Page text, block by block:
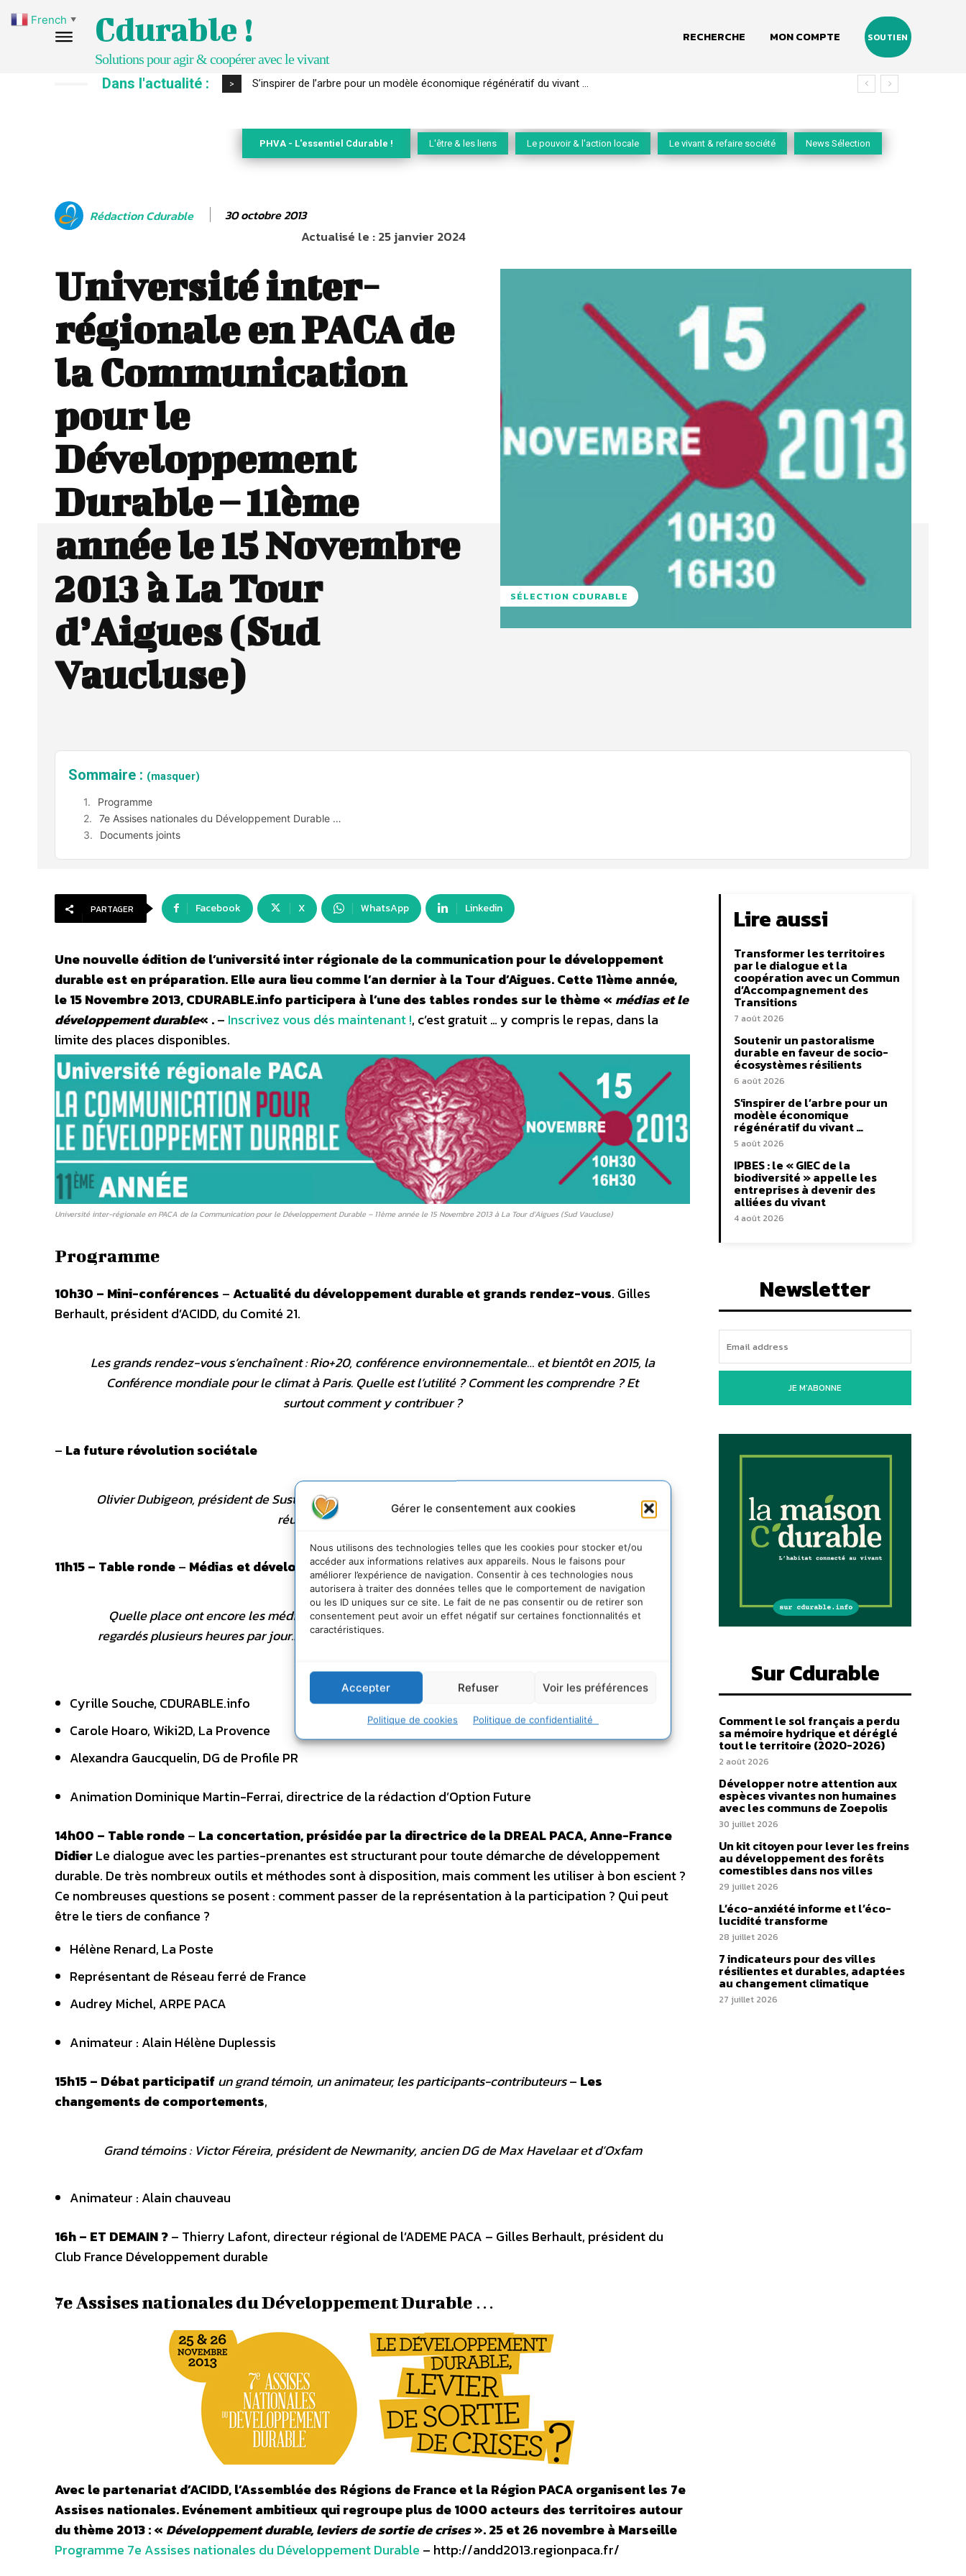
Gérer le consentement aux cookies
Nous utilisons des technologies telles que les cookies pour stocker et/ou
accéder aux informations relatives aux appareils. Nous le faisons pour
améliorer l’expérience de navigation. Consentir à ces technologies nous
autorisera à traiter des données telles que le comportement de navigation
ou les ID uniques sur ce site. Le fait de ne pas consentir ou de retirer son
consentement peut avoir un effet négatif sur certaines fonctionnalités et
caractéristiques.
Accepter Refuser Voir les préférences
Politique de cookies Politique de confidentialité
Cdurable !
Solutions pour agir & coopérer avec le vivant
RECHERCHE MON COMPTE SOUTIEN
Dans l'actualité : > S’inspirer de l’arbre pour un modèle économique régénératif du vivant …
PHVA - L'essentiel Cdurable ! L'être & les liens Le pouvoir & l'action locale Le vivant & refaire société News Sélection
Rédaction Cdurable 30 octobre 2013
Actualisé le :25 janvier 2024
Université inter-
régionale en PACA de
la Communication
pour le
Développement
Durable – 11ème
année le 15 Novembre
2013 à La Tour
d’Aigues (Sud
Vaucluse)
SÉLECTION CDURABLE
Sommaire : (masquer)
Programme
7e Assises nationales du Développement Durable …
Documents joints
PARTAGER Facebook X WhatsApp Linkedin
Une nouvelle édition de l’université inter régionale de la communication pour le développement
durable est en préparation. Elle aura lieu comme l’an dernier à la Tour d’Aigues. Cette 11ème année,
le 15 Novembre 2013, CDURABLE.info participera à l’une des tables rondes sur le thème « médias et le
développement durable« .– Inscrivez vous dés maintenant !, c’est gratuit … y compris le repas, dans la
limite des places disponibles.
Université inter-régionale en PACA de la Communication pour le Développement Durable – 11ème année le 15 Novembre 2013 à La Tour d’Aigues (Sud Vaucluse)
Programme
10h30 – Mini-conférences –Actualité du développement durable et grands rendez-vous. Gilles
Berhault, président d’ACIDD, du Comité 21.
Les grands rendez-vous s’enchaînent : Rio+20, conférence environnementale… et bientôt en 2015, la
Conférence mondiale pour le climat à Paris. Quelle est l’utilité ? Comment les comprendre ? Et
surtout comment y contribuer ?
– La future révolution sociétale
Olivier Dubigeon, président de Sustain’Way, auteur de La 4e Révolution sera sociétale ? Comment
réussir la transition (L’Harmattan)
11h15 – Table ronde– Médias et développement durable
Quelle place ont encore les médias ? Ils sont souvent décriés mais pourtant sont lus, écoutés,
regardés plusieurs heures par jour… Quelle crédibilité ont-ils ? Comment mieux travailler avec les
Cyrille Souche, CDURABLE.info
Carole Hoaro, Wiki2D, La Provence
Alexandra Gaucquelin, DG de Profile PR
Animation Dominique Martin-Ferrai, directrice de la rédaction d’Option Future
14h00 – Table ronde– La concertation, présidée par la directrice de la DREAL PACA, Anne-France
DidierLe dialogue avec les parties-prenantes est structurant pour toute démarche de développement
durable. De très nombreux outils et méthodes sont à disposition, mais comment les utiliser à bon escient ?
Ce nombreuses questions se posent : comment passer de la représentation à la participation ? Qui peut
être le tiers de confiance ?
Hélène Renard, La Poste
Représentant de Réseau ferré de France
Audrey Michel, ARPE PACA
Animateur : Alain Hélène Duplessis
15h15 – Débat participatifun grand témoin, un animateur, les participants-contributeurs– Les
changements de comportements,
Grand témoins : Victor Féreira, président de Newmanity, ancien DG de Max Havelaar et d’Oxfam
Animateur : Alain chauveau
16h – ET DEMAIN ?– Thierry Lafont, directeur régional de l’ADEME PACA – Gilles Berhault, président du
Club France Développement durable
7e Assises nationales du Développement Durable …
Avec le partenariat d’ACIDD, l’Assemblée des Régions de France et la Région PACA organisent les 7e
Assises nationales. Evénement ambitieux qui regroupe plus de 1000 acteurs des territoires autour
du thème 2013 : « Développement durable, leviers de sortie de crises». 25 et 26 novembre à Marseille
Programme 7e Assises nationales du Développement Durable – http://andd2013.regionpaca.fr/
Lire aussi
Transformer les territoires
par le dialogue et la
coopération avec un Commun
d’Accompagnement des
Transitions
7 août 2026
Soutenir un pastoralisme
durable en faveur de socio-
écosystèmes résilients
6 août 2026
S’inspirer de l’arbre pour un
modèle économique
régénératif du vivant …
5 août 2026
IPBES : le « GIEC de la
biodiversité » appelle les
entreprises à devenir des
alliées du vivant
4 août 2026
Newsletter
JE M'ABONNE
Sur Cdurable
Comment le sol français a perdu
sa mémoire hydrique et déréglé
tout le territoire (2020-2026)
2 août 2026
Développer notre attention aux
espèces vivantes non humaines
avec les communs de Zoepolis
30 juillet 2026
Un kit citoyen pour lever les freins
au développement des forêts
comestibles dans nos villes
29 juillet 2026
L’éco-anxiété informe et l’éco-
lucidité transforme
28 juillet 2026
7 indicateurs pour des villes
résilientes et durables, adaptées
au changement climatique
27 juillet 2026
French ▼